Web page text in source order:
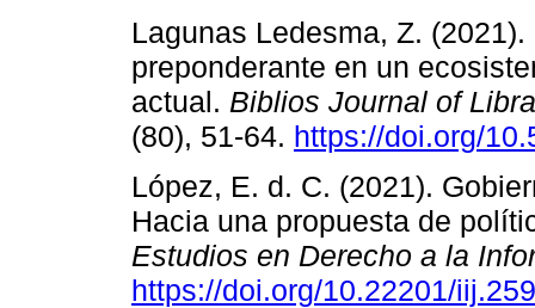
Lagunas Ledesma, Z.
preponderante en un
actual. Biblios Journal of
(80), 51-64. https://doi.org/
López, E. d. C. (2021).
Hacia una propuesta de
Estudios en Derecho a la
https://doi.org/10.22201/